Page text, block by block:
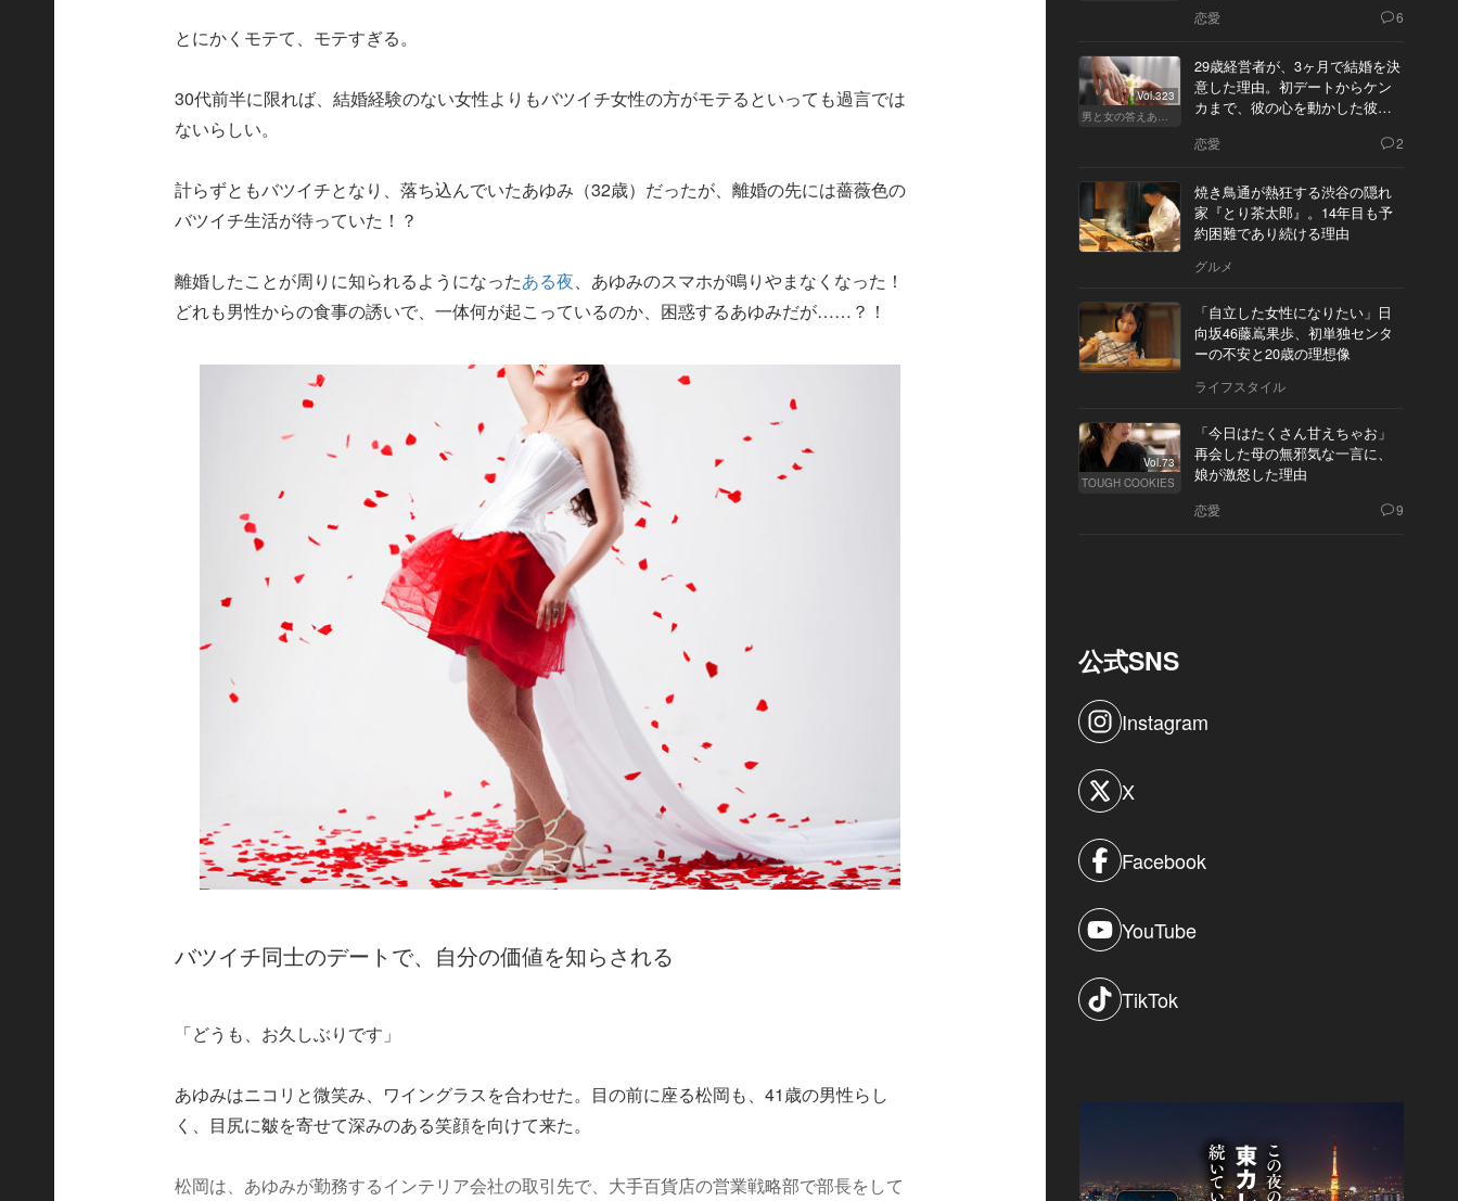
とにかくモテて、モテすぎる。
30代前半に限れば、結婚経験のない女性よりもバツイチ女性の方がモテるといっても過言では
ないらしい。
計らずともバツイチとなり、落ち込んでいたあゆみ（32歳）だったが、離婚の先には薔薇色の
バツイチ生活が待っていた！？
離婚したことが周りに知られるようになったある夜、あゆみのスマホが鳴りやまなくなった！
どれも男性からの食事の誘いで、一体何が起こっているのか、困惑するあゆみだが……？！
バツイチ同士のデートで、自分の価値を知らされる
「どうも、お久しぶりです」
あゆみはニコリと微笑み、ワイングラスを合わせた。目の前に座る松岡も、41歳の男性らし
く、目尻に皺を寄せて深みのある笑顔を向けて来た。
松岡は、あゆみが勤務するインテリア会社の取引先で、大手百貨店の営業戦略部で部長をして
恋愛 6
Vol.323
男と女の答えあわせ【Q】
29歳経営者が、3ヶ月で結婚を決
意した理由。初デートからケン
カまで、彼の心を動かした彼女
恋愛 2
焼き鳥通が熱狂する渋谷の隠れ
家『とり茶太郎』。14年目も予
約困難であり続ける理由
グルメ
「自立した女性になりたい」日
向坂46藤嶌果歩、初単独センタ
ーの不安と20歳の理想像
ライフスタイル
Vol.73
TOUGH COOKIES
「今日はたくさん甘えちゃお」
再会した母の無邪気な一言に、
娘が激怒した理由
恋愛 9
公式SNS
Instagram
X
Facebook
YouTube
TikTok